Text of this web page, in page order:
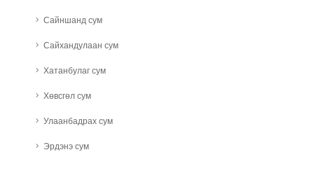
Сайншанд сум
Сайхандулаан сум
Хатанбулаг сум
Хөвсгөл сум
Улаанбадрах сум
Эрдэнэ сум